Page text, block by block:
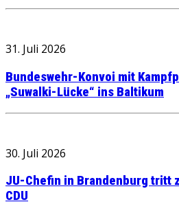
31. Juli 2026
Bundeswehr-Konvoi mit
„Suwalki-Lücke“ ins Baltikum
30. Juli 2026
JU-Chefin in Brandenburg tritt
CDU